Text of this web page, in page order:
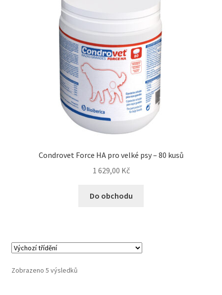
Condrovet Force HA pro velké psy – 80 kusů
1 629,00 Kč
Do obchodu
Zobrazeno 5 výsledků